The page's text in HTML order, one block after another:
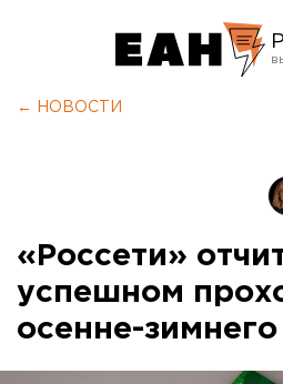
← НОВОСТИ
«Россети»
успешном
осенне-